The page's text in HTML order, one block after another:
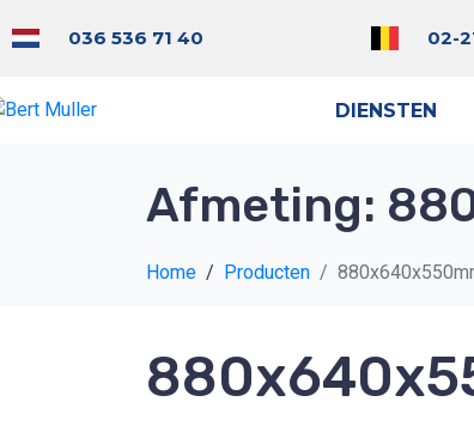
036 536 71 40 02-
DIENSTEN
Afmeting:
Home Producten